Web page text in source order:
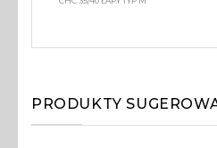
PRODUKTY